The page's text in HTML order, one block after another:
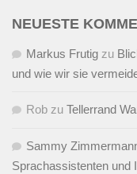
NEUESTE
Markus Frutig zu
und wie wir sie
Rob zu Tellerrand
Sammy
Sprachassistenten und